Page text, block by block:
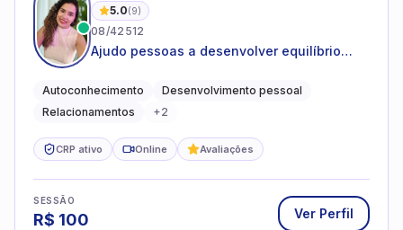
5.0(9)
08/42512
Ajudo pessoas a desenvolver equilíbrio
Autoconhecimento
Desenvolvimento pessoal
Relacionamentos
+2
CRP ativo Online Avaliações
SESSÃO
R$ 100 Ver Perfil